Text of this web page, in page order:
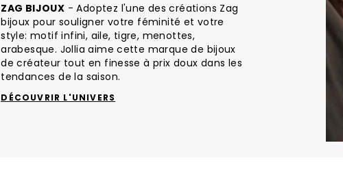
ZAG BIJOUX - Adoptez l'une des créations Zag
bijoux pour souligner votre féminité et votre
style: motif infini, aile, tigre, menottes,
arabesque. Jollia aime cette marque de bijoux
de créateur tout en finesse à prix doux dans les
tendances de la saison.
DÉCOUVRIR L'UNIVERS